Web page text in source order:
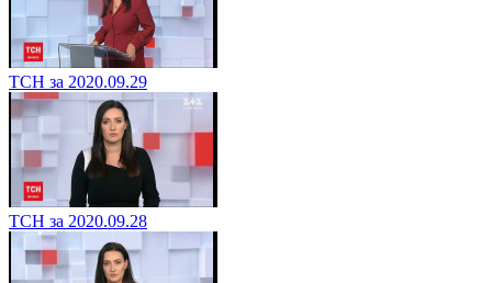
ТСН за 2020.09.29
ТСН за 2020.09.28